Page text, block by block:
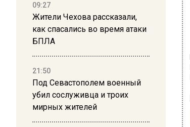
09:27
Жители Чехова рассказали,
как спасались во время атаки
БПЛА
21:50
Под Севастополем военный
убил сослуживца и троих
мирных жителей